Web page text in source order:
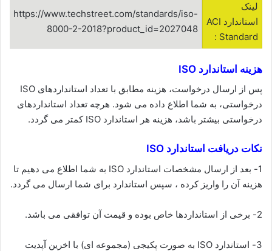
لینک
استاندارد ACI
Standard :
https://www.techstreet.com/standards/iso-
8000-2-2018?product_id=2027048
هزینه استاندارد ISO
پس از ارسال درخواست، هزینه مطابق با تعداد استانداردهای ISO
درخواستی، به شما اطلاع داده می شود. هرچه تعداد استانداردهای
درخواستی بیشتر باشد، هزینه هر استاندارد ISO کمتر می گردد.
نکات دریافت استاندارد ISO
1- بعد از ارسال مشخصات استاندارد ISO به شما اطلاع می دهیم تا
هزینه آن را واریز کرده ، سپس استاندارد برای شما ارسال می گردد.
2- برخی از استانداردها خاص بوده و قیمت آن توافقی می باشد.
3- استاندارد ISO به صورت پکیجی (مجموعه ای) با اخرین آپدیت